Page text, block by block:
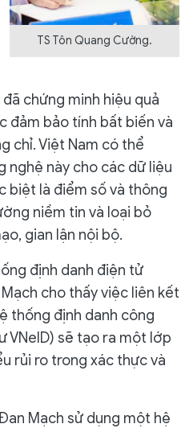
TS Tôn Quang Cường.
chứng minh hiệu quả
đảm bảo tính bất biến và
chỉ. Việt Nam có thể
nghệ này cho các dữ liệu
biệt là điểm số và thông
niềm tin và loại bỏ
gian lận nội bộ.
định danh điện tử
cho thấy việc liên kết
thống định danh công
VNeID) sẽ tạo ra một lớp
rủi ro trong xác thực và
Mạch sử dụng một hệ